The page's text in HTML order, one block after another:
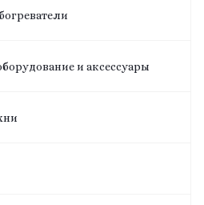
и аксессуары